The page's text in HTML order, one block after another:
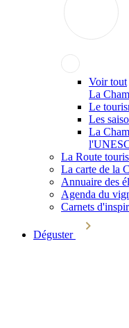
Voir tout
La
Le
Les
La
La Route
La carte de la
Annuaire des
Agenda du
Carnets
Déguster